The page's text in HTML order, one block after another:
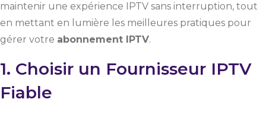
maintenir une expérience IPTV sans interruption, tout
en mettant en lumière les meilleures pratiques pour
gérer votre abonnement IPTV.
1. Choisir un Fournisseur IPTV
Fiable